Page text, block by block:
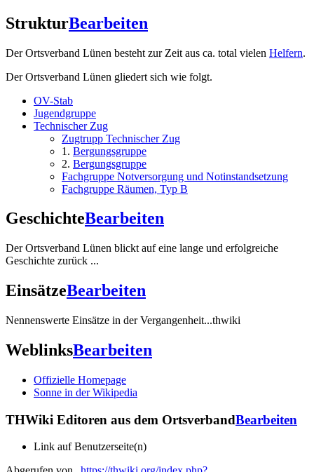
StrukturBearbeiten
Der Ortsverband Lünen besteht zur Zeit aus ca. total vielen Helfern.
Der Ortsverband Lünen gliedert sich wie folgt.
OV-Stab
Jugendgruppe
Technischer Zug
Zugtrupp Technischer Zug
1. Bergungsgruppe
2. Bergungsgruppe
Fachgruppe Notversorgung und Notinstandsetzung
Fachgruppe Räumen, Typ B
GeschichteBearbeiten
Der Ortsverband Lünen blickt auf eine lange und erfolgreiche
Geschichte zurück ...
EinsätzeBearbeiten
Nennenswerte Einsätze in der Vergangenheit...thwiki
WeblinksBearbeiten
Offizielle Homepage
Sonne in der Wikipedia
THWiki Editoren aus dem OrtsverbandBearbeiten
Link auf Benutzerseite(n)